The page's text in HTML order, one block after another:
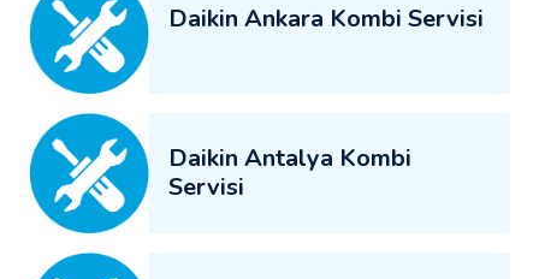
Daikin Ankara Kombi Servisi
Daikin Antalya Kombi
Servisi